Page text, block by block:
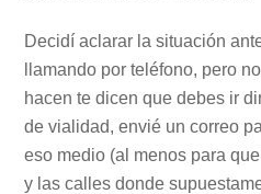
Decidí aclarar la situación
llamando por teléfono, pero
hacen te dicen que debes ir
de vialidad, envié un correo
eso medio (al menos para
y las calles donde